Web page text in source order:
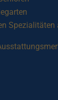
Spezialitäten